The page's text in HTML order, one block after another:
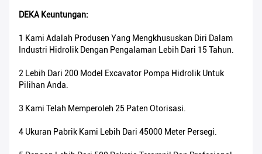
DEKA Keuntungan:
1 Kami Adalah Produsen Yang Mengkhususkan Diri Dalam
Industri Hidrolik Dengan Pengalaman Lebih Dari 15 Tahun.
2 Lebih Dari 200 Model Excavator Pompa Hidrolik Untuk
Pilihan Anda.
3 Kami Telah Memperoleh 25 Paten Otorisasi.
4 Ukuran Pabrik Kami Lebih Dari 45000 Meter Persegi.